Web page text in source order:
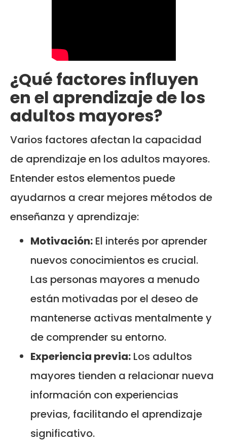
¿Qué factores influyen
en el aprendizaje de los
adultos mayores?
Varios factores afectan la capacidad
de aprendizaje en los adultos mayores.
Entender estos elementos puede
ayudarnos a crear mejores métodos de
enseñanza y aprendizaje:
Motivación: El interés por aprender
nuevos conocimientos es crucial.
Las personas mayores a menudo
están motivadas por el deseo de
mantenerse activas mentalmente y
de comprender su entorno.
Experiencia previa: Los adultos
mayores tienden a relacionar nueva
información con experiencias
previas, facilitando el aprendizaje
significativo.